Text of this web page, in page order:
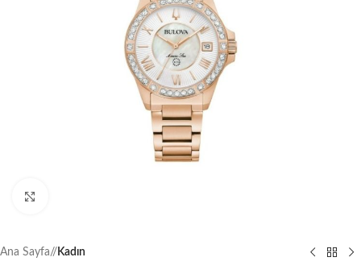
Ana Sayfa/ Kadın